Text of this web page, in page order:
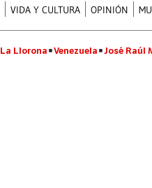
VIDA Y CULTURA OPINIÓN
La Llorona Venezuela José Raúl